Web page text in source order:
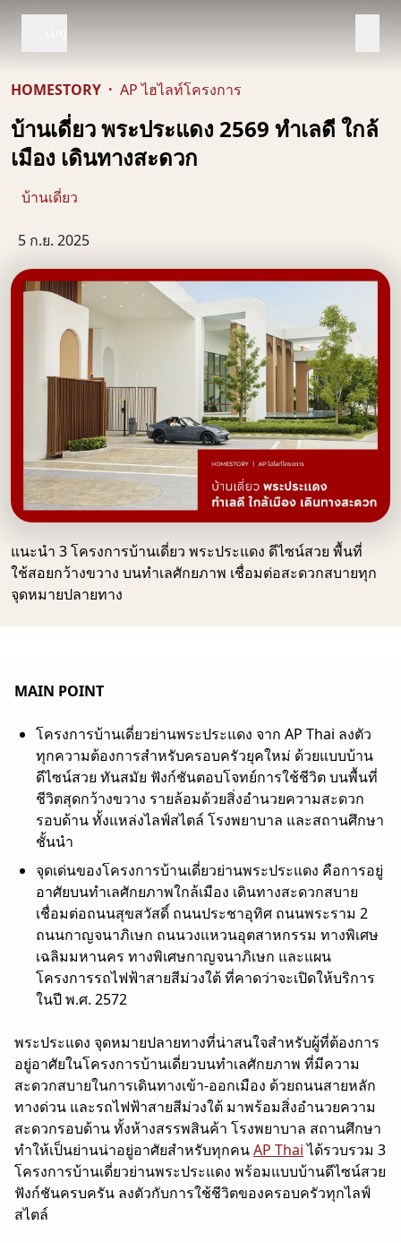
HOMESTORY · AP ไฮไลท์โครงการ
บ้านเดี่ยว พระประแดง 2569 ทำเลดี ใกล้
เมือง เดินทางสะดวก
บ้านเดี่ยว
5 ก.ย. 2025
แนะนำ 3 โครงการบ้านเดี่ยว พระประแดง ดีไซน์สวย พื้นที่
ใช้สอยกว้างขวาง บนทำเลศักยภาพ เชื่อมต่อสะดวกสบายทุก
จุดหมายปลายทาง
MAIN POINT
โครงการบ้านเดี่ยวย่านพระประแดง จาก AP Thai ลงตัว
ทุกความต้องการสำหรับครอบครัวยุคใหม่ ด้วยแบบบ้าน
ดีไซน์สวย ทันสมัย ฟังก์ชันตอบโจทย์การใช้ชีวิต บนพื้นที่
ชีวิตสุดกว้างขวาง รายล้อมด้วยสิ่งอำนวยความสะดวก
รอบด้าน ทั้งแหล่งไลฟ์สไตล์ โรงพยาบาล และสถานศึกษา
ชั้นนำ
จุดเด่นของโครงการบ้านเดี่ยวย่านพระประแดง คือการอยู่
อาศัยบนทำเลศักยภาพใกล้เมือง เดินทางสะดวกสบาย
เชื่อมต่อถนนสุขสวัสดิ์ ถนนประชาอุทิศ ถนนพระราม 2
ถนนกาญจนาภิเษก ถนนวงแหวนอุตสาหกรรม ทางพิเศษ
เฉลิมมหานคร ทางพิเศษกาญจนาภิเษก และแผน
โครงการรถไฟฟ้าสายสีม่วงใต้ ที่คาดว่าจะเปิดให้บริการ
ในปี พ.ศ. 2572
พระประแดง จุดหมายปลายทางที่น่าสนใจสำหรับผู้ที่ต้องการ
อยู่อาศัยในโครงการบ้านเดี่ยวบนทำเลศักยภาพ ที่มีความ
สะดวกสบายในการเดินทางเข้า-ออกเมือง ด้วยถนนสายหลัก
ทางด่วน และรถไฟฟ้าสายสีม่วงใต้ มาพร้อมสิ่งอำนวยความ
สะดวกรอบด้าน ทั้งห้างสรรพสินค้า โรงพยาบาล สถานศึกษา
ทำให้เป็นย่านน่าอยู่อาศัยสำหรับทุกคนAP Thai ได้รวบรวม 3
โครงการบ้านเดี่ยวย่านพระประแดง พร้อมแบบบ้านดีไซน์สวย
ฟังก์ชันครบครัน ลงตัวกับการใช้ชีวิตของครอบครัวทุกไลฟ์
สไตล์